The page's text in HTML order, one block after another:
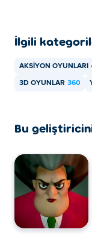
mobil
oynayabilir
ve telefon, tablet
İlgili
AKSIYON OYUNLARI
3D OYUNLAR 360
Bu